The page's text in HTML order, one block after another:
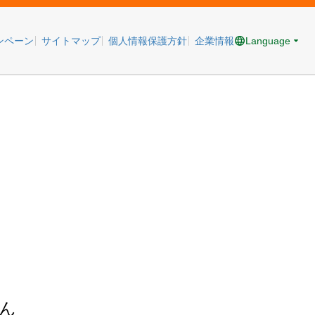
ペーン サイトマップ 個人情報保護方針 企業情報 Language